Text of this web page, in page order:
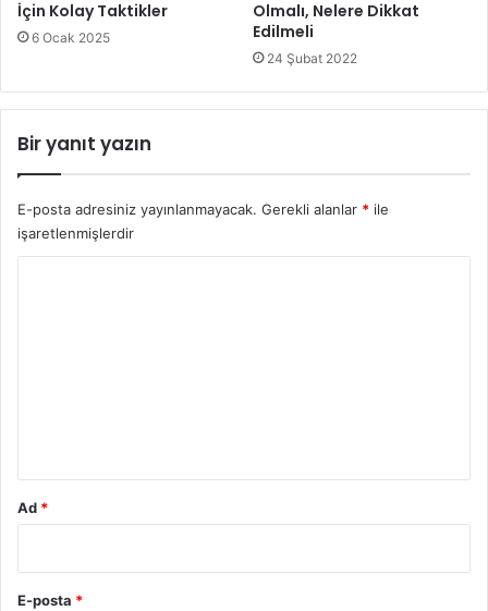
İçin Kolay Taktikler
6 Ocak 2025
Olmalı, Nelere Dikkat
Edilmeli
24 Şubat 2022
Bir yanıt yazın
E-posta adresiniz yayınlanmayacak. Gerekli alanlar * ile
işaretlenmişlerdir
Ad *
E-posta *